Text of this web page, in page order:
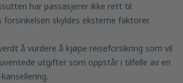
har passasjerer ikke rett til
forsinkelsen skyldes eksterne faktorer.
å vurdere å kjøpe reiseforsikring som vil
utgifter som oppstår i tilfelle av en